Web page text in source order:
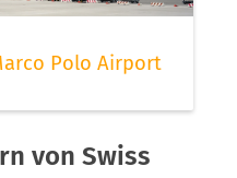
Polo Airport
von Swiss